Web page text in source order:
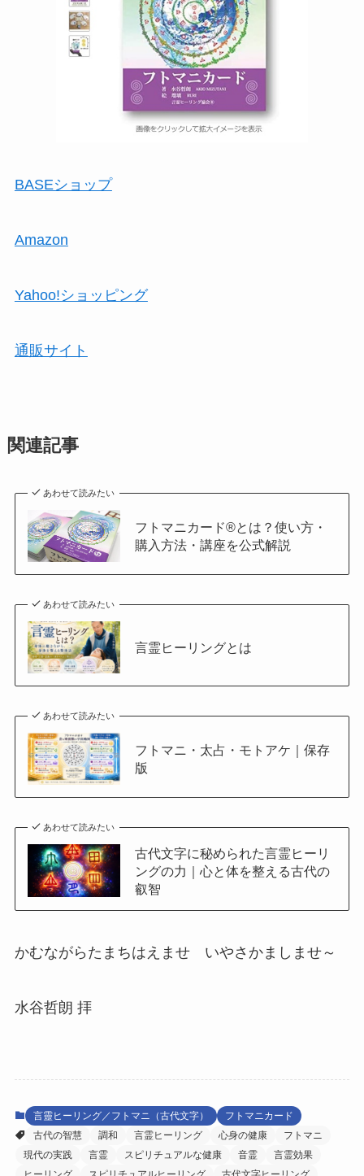
BASEショップ
Amazon
Yahoo!ショッピング
通販サイト
関連記事
あわせて読みたい
フトマニカード®とは？使い方・
購入方法・講座を公式解説
あわせて読みたい
言霊ヒーリングとは
あわせて読みたい
フトマニ・太占・モトアケ｜保存
版
あわせて読みたい
古代文字に秘められた言霊ヒーリ
ングの力｜心と体を整える古代の
叡智
かむながらたまちはえませ いやさかましませ～
水谷哲朗 拝
言靈ヒーリング／フトマニ（古代文字）
フトマニカード
古代の智慧
調和 言霊ヒーリング 心身の健康
フトマニ
現代の実践
言霊 スピリチュアルな健康 音霊
言霊効果